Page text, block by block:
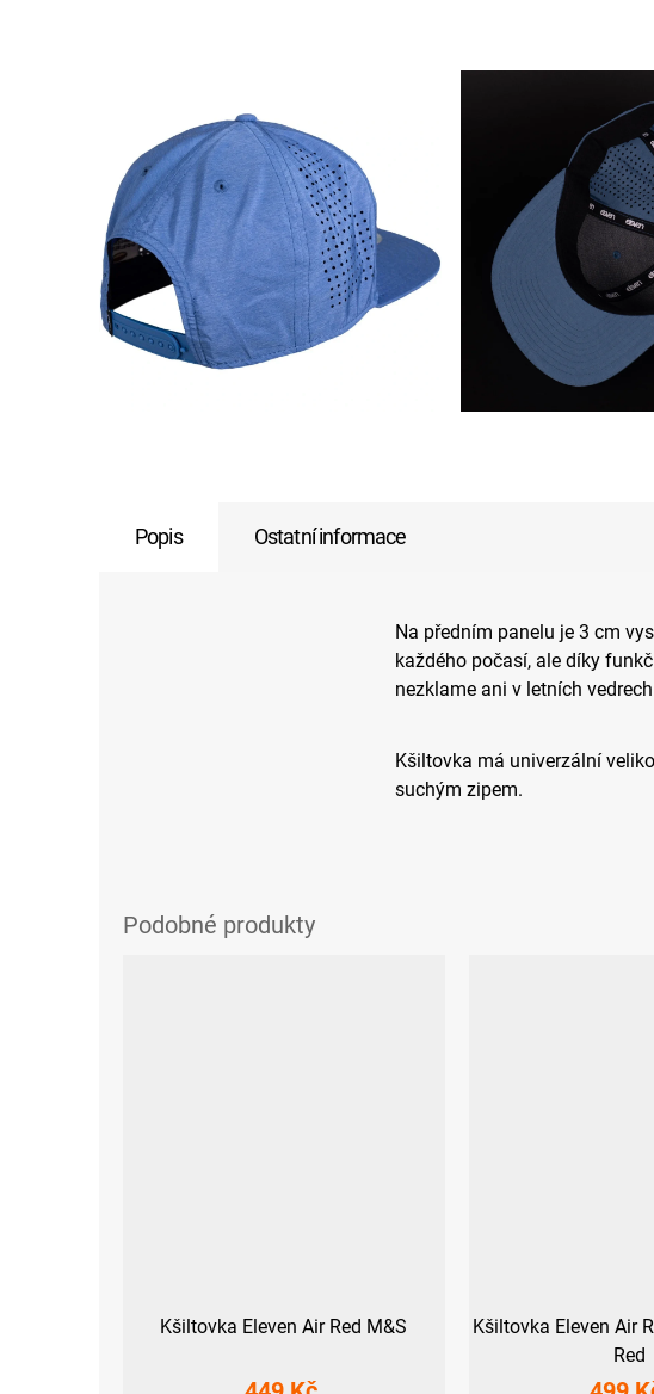
Popis Ostatní informace
Na předním panelu je 3 cm
každého počasí, ale díky
nezklame ani v letních
Kšiltovka má univerzální
suchým zipem.
Kšiltovka Eleven Air Red M&S
Kšiltovka Eleven Air
Red